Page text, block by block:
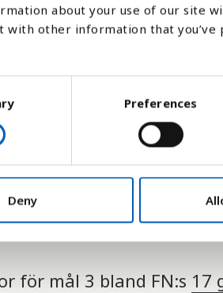
about your use of our site
with other information that
Preferences
Deny
Stapeldiagram
för mål 3 bland FN:s 17